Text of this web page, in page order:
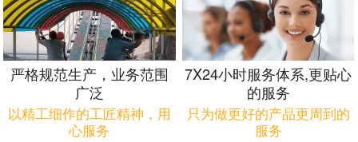
严格规范生产，业务范围
广泛
以精工细作的工匠精神，用
心服务
7X24小时服务体系,更贴心
的服务
只为做更好的产品更周到的
服务